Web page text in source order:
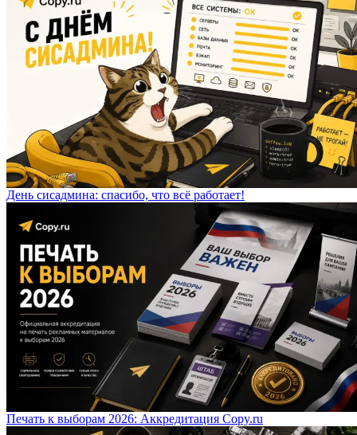
День сисадмина: спасибо, что всё работает!
Печать к выборам 2026: Аккредитация Copy.ru